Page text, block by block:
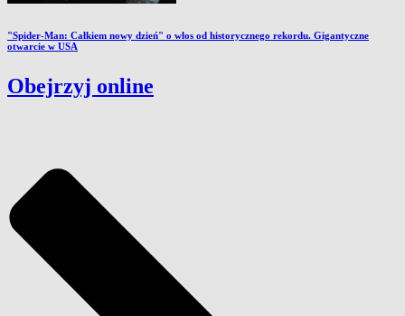
"Spider-Man: Całkiem nowy dzień" o włos od historycznego rekordu. Gigantyczne
otwarcie w USA
Obejrzyj online